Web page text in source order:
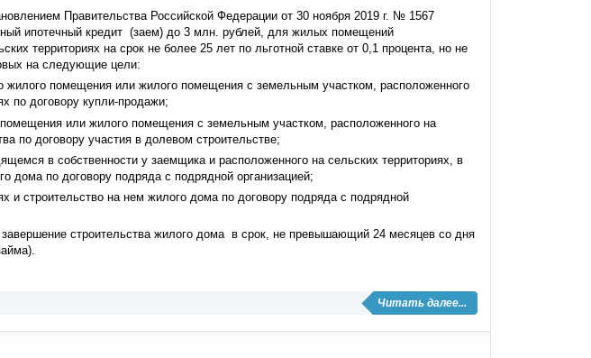
Правительства Российской Федерации от 30 ноября 2019 г. № 1567
ипотечный кредит (заем) до 3 млн. рублей, для жилых помещений
территориях на срок не более 25 лет по льготной ставке от 0,1 процента, но не
на следующие цели:
жилого помещения или жилого помещения с земельным участком, расположенного
по договору купли-продажи;
или жилого помещения с земельным участком, расположенного на
по договору участия в долевом строительстве;
в собственности у заемщика и расположенного на сельских территориях, в
дома по договору подряда с подрядной организацией;
и строительство на нем жилого дома по договору подряда с подрядной
строительства жилого дома в срок, не превышающий 24 месяцев со дня
Читать далее...